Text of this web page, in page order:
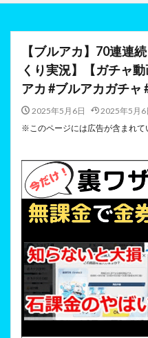
【ブルアカ】70連連
くり実況】【ガチャ
アカ #ブルアカガチャ
2025年5月6日 2025年5月6
※このページには広告が含まれて